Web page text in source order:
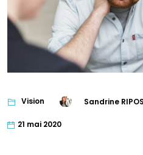
Vision Sandrine
21 mai 2020